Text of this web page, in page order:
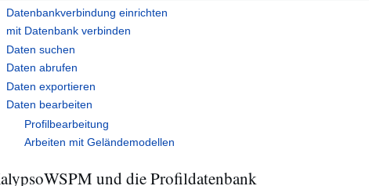
Datenbankverbindung einrichten
mit Datenbank verbinden
Daten suchen
Daten abrufen
Daten exportieren
Daten bearbeiten
Profilbearbeitung
Arbeiten mit Geländemodellen
und die Profildatenbank